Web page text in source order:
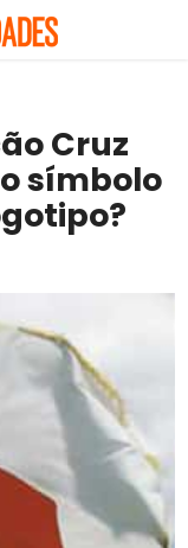
Cruz
símbolo